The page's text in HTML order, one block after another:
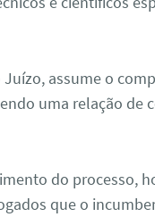
assume o
uma relação de
do processo,
que o